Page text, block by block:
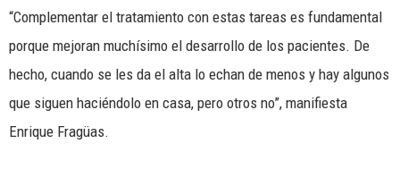
“Complementar el tratamiento con estas tareas es fundamental
porque mejoran muchísimo el desarrollo de los pacientes. De
hecho, cuando se les da el alta lo echan de menos y hay algunos
que siguen haciéndolo en casa, pero otros no”, manifiesta
Enrique Fragüas.